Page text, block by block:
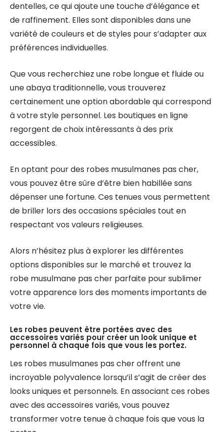
dentelles, ce qui ajoute une touche d’élégance et
de raffinement. Elles sont disponibles dans une
variété de couleurs et de styles pour s’adapter aux
préférences individuelles.
Que vous recherchiez une robe longue et fluide ou
une abaya traditionnelle, vous trouverez
certainement une option abordable qui correspond
à votre style personnel. Les boutiques en ligne
regorgent de choix intéressants à des prix
accessibles.
En optant pour des robes musulmanes pas cher,
vous pouvez être sûre d’être bien habillée sans
dépenser une fortune. Ces tenues vous permettent
de briller lors des occasions spéciales tout en
respectant vos valeurs religieuses.
Alors n’hésitez plus à explorer les différentes
options disponibles sur le marché et trouvez la
robe musulmane pas cher parfaite pour sublimer
votre apparence lors des moments importants de
votre vie.
Les robes peuvent être portées avec des
accessoires variés pour créer un look unique et
personnel à chaque fois que vous les portez.
Les robes musulmanes pas cher offrent une
incroyable polyvalence lorsqu’il s’agit de créer des
looks uniques et personnels. En associant ces robes
avec des accessoires variés, vous pouvez
transformer votre tenue à chaque fois que vous la